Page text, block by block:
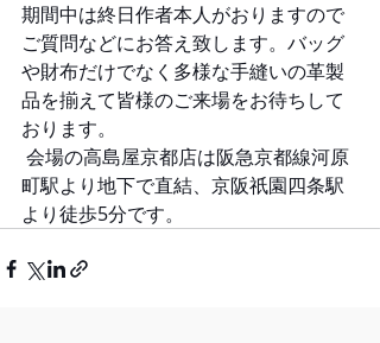
期間中は終日作者本人がおりますので
ご質問などにお答え致します。バッグ
や財布だけでなく多様な手縫いの革製
品を揃えて皆様のご来場をお待ちして
おります。
町駅より地下で直結、京阪祇園四条駅
より徒歩5分です。